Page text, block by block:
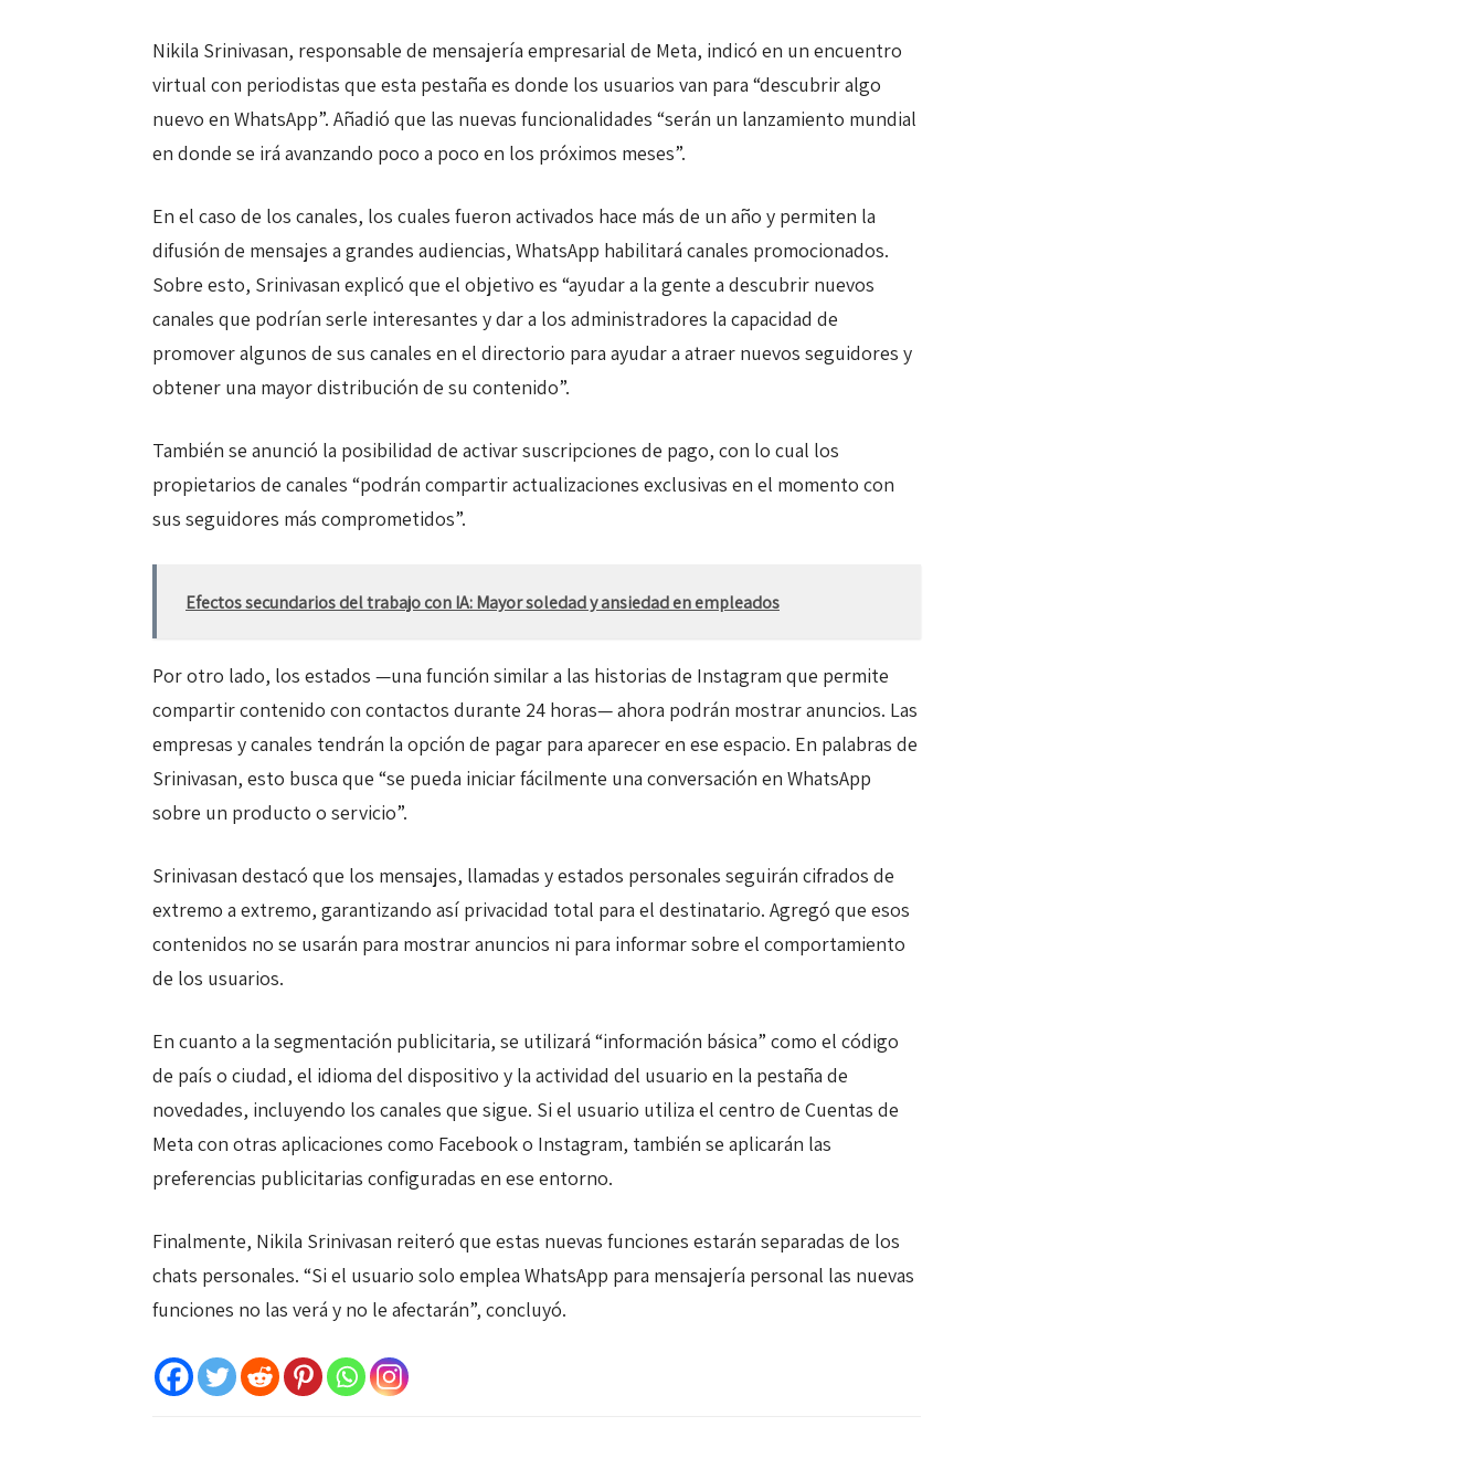
Nikila Srinivasan, responsable de mensajería empresarial de Meta, indicó en un encuentro
virtual con periodistas que esta pestaña es donde los usuarios van para “descubrir algo
nuevo en WhatsApp”. Añadió que las nuevas funcionalidades “serán un lanzamiento mundial
en donde se irá avanzando poco a poco en los próximos meses”.
En el caso de los canales, los cuales fueron activados hace más de un año y permiten la
difusión de mensajes a grandes audiencias, WhatsApp habilitará canales promocionados.
Sobre esto, Srinivasan explicó que el objetivo es “ayudar a la gente a descubrir nuevos
canales que podrían serle interesantes y dar a los administradores la capacidad de
promover algunos de sus canales en el directorio para ayudar a atraer nuevos seguidores y
obtener una mayor distribución de su contenido”.
También se anunció la posibilidad de activar suscripciones de pago, con lo cual los
propietarios de canales “podrán compartir actualizaciones exclusivas en el momento con
sus seguidores más comprometidos”.
Efectos secundarios del trabajo con IA: Mayor soledad y ansiedad en empleados
Por otro lado, los estados —una función similar a las historias de Instagram que permite
compartir contenido con contactos durante 24 horas— ahora podrán mostrar anuncios. Las
empresas y canales tendrán la opción de pagar para aparecer en ese espacio. En palabras de
Srinivasan, esto busca que “se pueda iniciar fácilmente una conversación en WhatsApp
sobre un producto o servicio”.
Srinivasan destacó que los mensajes, llamadas y estados personales seguirán cifrados de
extremo a extremo, garantizando así privacidad total para el destinatario. Agregó que esos
contenidos no se usarán para mostrar anuncios ni para informar sobre el comportamiento
de los usuarios.
En cuanto a la segmentación publicitaria, se utilizará “información básica” como el código
de país o ciudad, el idioma del dispositivo y la actividad del usuario en la pestaña de
novedades, incluyendo los canales que sigue. Si el usuario utiliza el centro de Cuentas de
Meta con otras aplicaciones como Facebook o Instagram, también se aplicarán las
preferencias publicitarias configuradas en ese entorno.
Finalmente, Nikila Srinivasan reiteró que estas nuevas funciones estarán separadas de los
chats personales. “Si el usuario solo emplea WhatsApp para mensajería personal las nuevas
funciones no las verá y no le afectarán”, concluyó.